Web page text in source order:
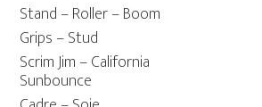
Stand – Roller – Boom
Grips – Stud
Scrim Jim – California
Sunbounce